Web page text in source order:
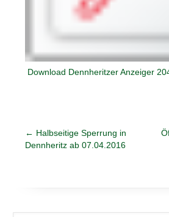
Download Dennheritzer Anzeiger
← Halbseitige Sperrung in
Dennheritz ab 07.04.2016